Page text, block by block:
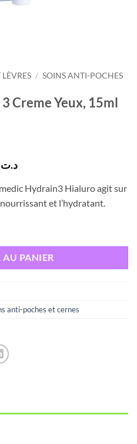
LÈVRES / SOINS ANTI-POCHES
Creme Yeux, 15ml
د.تLe
actuel
est :
Hydrain3 Hialuro agit sur
et l’hydratant.
AU PANIER
anti-poches et cernes